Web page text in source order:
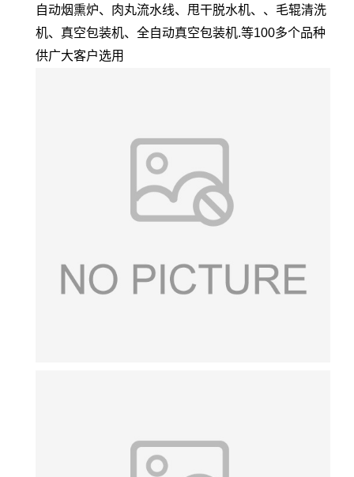
自动烟熏炉、肉丸流水线、甩干脱水机、、毛辊清洗
机、真空包装机、全自动真空包装机.等100多个品种
供广大客户选用